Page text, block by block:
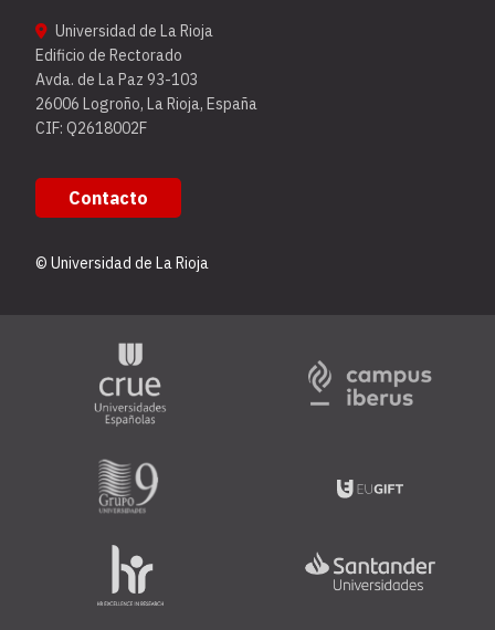
Universidad de La Rioja
Edificio de Rectorado
Avda. de La Paz 93-103
26006 Logroño, La Rioja, España
CIF: Q2618002F
Contacto
© Universidad de La Rioja